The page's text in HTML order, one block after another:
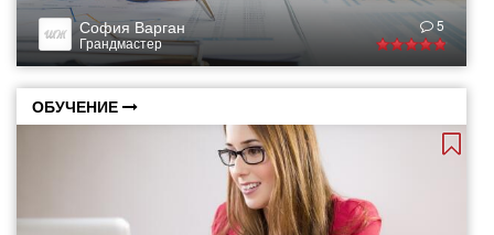
София Варган
Грандмастер
5
ОБУЧЕНИЕ